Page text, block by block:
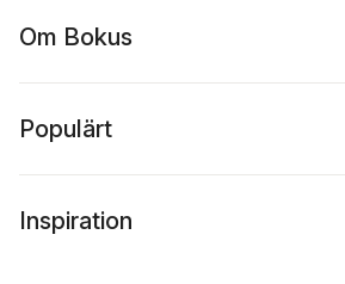
Om Bokus
Populärt
Inspiration